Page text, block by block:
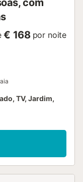
€ 168 por noite
TV, Jardim,